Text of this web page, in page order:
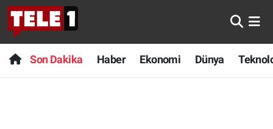
Son Dakika Haber Ekonomi Dünya
Anında Manşet
Başka Sohbetler
Son Dakika
Haber
Nöbetçi Eczaneler
Hava Durumu